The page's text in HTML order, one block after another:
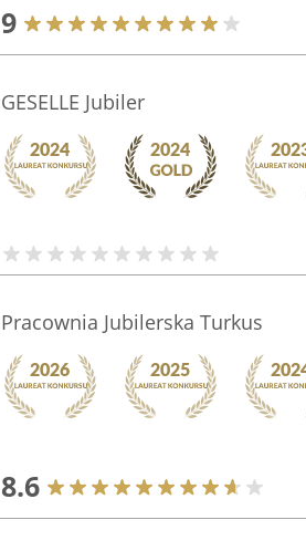
9
GESELLE Jubiler
Pracownia Jubilerska Turkus
8.6